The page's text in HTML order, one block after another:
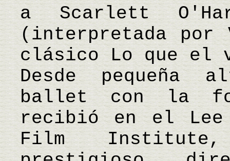
a Scarlett
(interpretada por
clásico Lo que el
Desde pequeña
ballet con la
recibió en el Lee
Film